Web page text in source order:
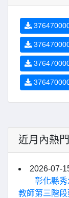
近月內熱
2026-07-
彰化縣
教師第三階段